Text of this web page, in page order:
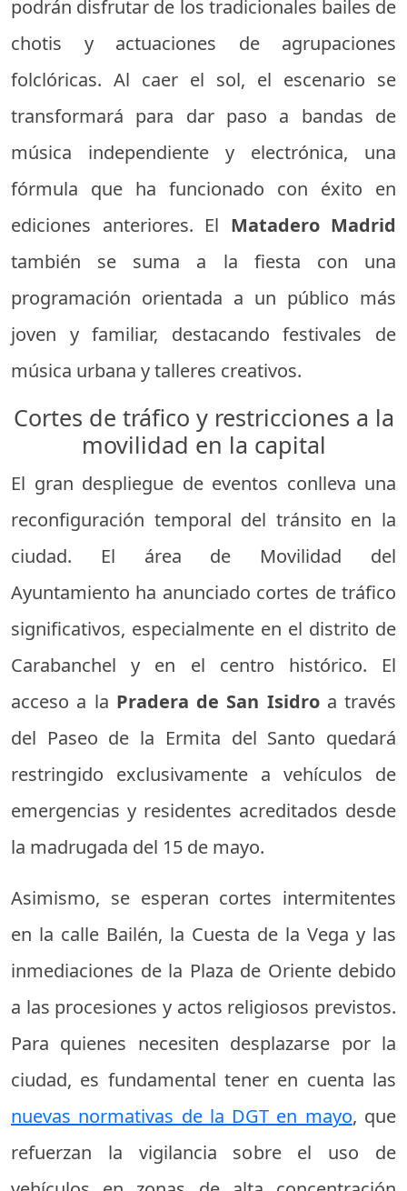
podrán disfrutar de los tradicionales bailes de
chotis y actuaciones de agrupaciones
folclóricas. Al caer el sol, el escenario se
transformará para dar paso a bandas de
música independiente y electrónica, una
fórmula que ha funcionado con éxito en
ediciones anteriores. El Matadero Madrid
también se suma a la fiesta con una
programación orientada a un público más
joven y familiar, destacando festivales de
música urbana y talleres creativos.
Cortes de tráfico y restricciones a la
movilidad en la capital
El gran despliegue de eventos conlleva una
reconfiguración temporal del tránsito en la
ciudad. El área de Movilidad del
Ayuntamiento ha anunciado cortes de tráfico
significativos, especialmente en el distrito de
Carabanchel y en el centro histórico. El
acceso a la Pradera de San Isidroa través
del Paseo de la Ermita del Santo quedará
restringido exclusivamente a vehículos de
emergencias y residentes acreditados desde
la madrugada del 15 de mayo.
Asimismo, se esperan cortes intermitentes
en la calle Bailén, la Cuesta de la Vega y las
inmediaciones de la Plaza de Oriente debido
a las procesiones y actos religiosos previstos.
Para quienes necesiten desplazarse por la
ciudad, es fundamental tener en cuenta las
nuevas normativas de la DGT en mayo, que
refuerzan la vigilancia sobre el uso de